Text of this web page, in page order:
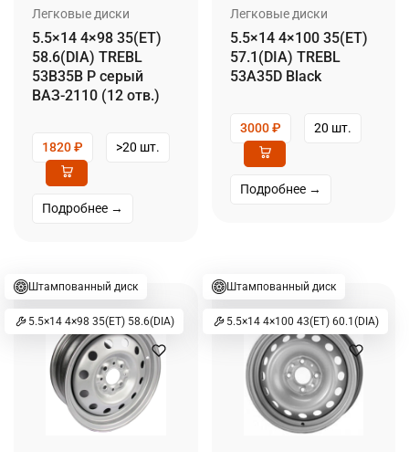
Легковые диски
5.5×14 4×98 35(ET)
58.6(DIA) TREBL
53B35B P серый
ВАЗ-2110 (12 отв.)
1820₽ >20 шт.
Подробнее →
Легковые диски
5.5×14 4×100 35(ET)
57.1(DIA) TREBL
53A35D Black
3000₽ 20 шт.
Подробнее →
Штампованный диск
5.5×14 4×98 35(ET) 58.6(DIA)
Штампованный диск
5.5×14 4×100 43(ET) 60.1(DIA)